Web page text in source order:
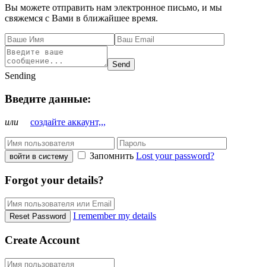
Вы можете отправить нам электронное письмо, и мы
свяжемся с Вами в ближайшее время.
Send
Sending
Введите данные:
или создайте аккаунт,,,
войти в систему Запомнить Lost your password?
Forgot your details?
Reset Password I remember my details
Create Account